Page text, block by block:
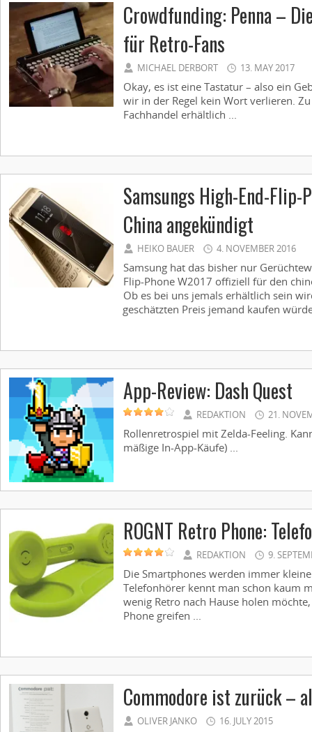
Crowdfunding: Penna –
für Retro-Fans
MICHAEL DERBORT 13. MAY 2017
Okay, es ist eine Tastatur – also ein
wir in der Regel kein Wort verlieren.
Fachhandel erhältlich ...
Samsungs High-End-Flip-
China angekündigt
HEIKO BAUER 4. NOVEMBER 2016
Samsung hat das bisher nur
Flip-Phone W2017 offiziell für den
Ob es bei uns jemals erhältlich sein
geschätzten Preis jemand kaufen
App-Review: Dash Quest
REDAKTION 21.
Rollenretrospiel mit Zelda-Feeling.
mäßige In-App-Käufe) ...
ROGNT Retro Phone:
REDAKTION 9.
Die Smartphones werden immer
Telefonhörer kennt man schon kaum
wenig Retro nach Hause holen
Phone greifen ...
Commodore ist zurück –
OLIVER JANKO 16. JULY 2015